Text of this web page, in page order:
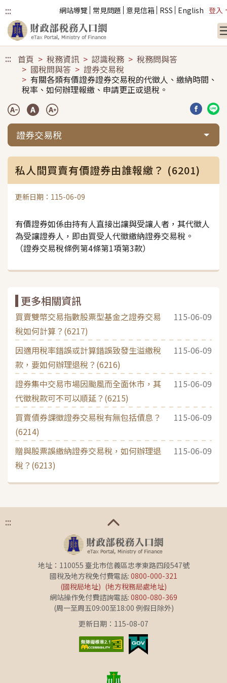
::: 網站導覽 常見問題 意見信箱 RSS English 登入
::: 首頁 稅務資訊 認識稅務
稅務問與答
國稅問與答
證券交易稅
有關各類有價證券證券交易稅的代徵人、繳納時間、
稅率、如何辦理報繳、申請更正或退稅。
分享到
分
證券交易稅
私人間買賣有價證券由誰報繳？ (6201)
更新日期：115-06-09
有價證券如係由持有人直接出讓與受讓人者，其代徵人
為受讓證券人，即由買受人代徵繳納證券交易稅。
（證券交易稅條例第4條第1項第3款）
更多相關資訊
買賣雙幣交易指數股票型基金之證券交易
稅如何計算？(6217)
115-06-09
因適用稅率錯誤或計算錯誤致發生溢繳稅
款，要如何辦理退稅？(6216)
115-06-09
證券集中交易市場因颱風而全面休市，其
代徵稅款可不可以順延？(6215)
115-06-09
買賣債券課徵證券交易稅有無包括債息？
(6214)
115-06-09
贈與股票誤繳納證券交易稅，如何辦理退
稅？(6213)
115-06-09
:::
地址：110055 臺北市信義區忠孝東路四段547號
國稅及地方稅免付費電話: 0800-000-321
(國稅局地址) (地方稅務局處地址)
網站操作免付費諮詢電話: 0800-080-369
(周一至周五09:00至18:00 例假日除外)
更新日期：115-08-07